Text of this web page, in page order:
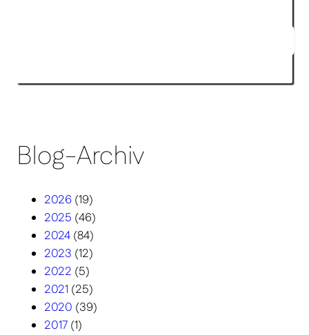
Blog-Archiv
2026 (19)
2025 (46)
2024 (84)
2023 (12)
2022 (5)
2021 (25)
2020 (39)
2017 (1)